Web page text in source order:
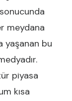
meydana
yaşanan bu
piyasa
kısa